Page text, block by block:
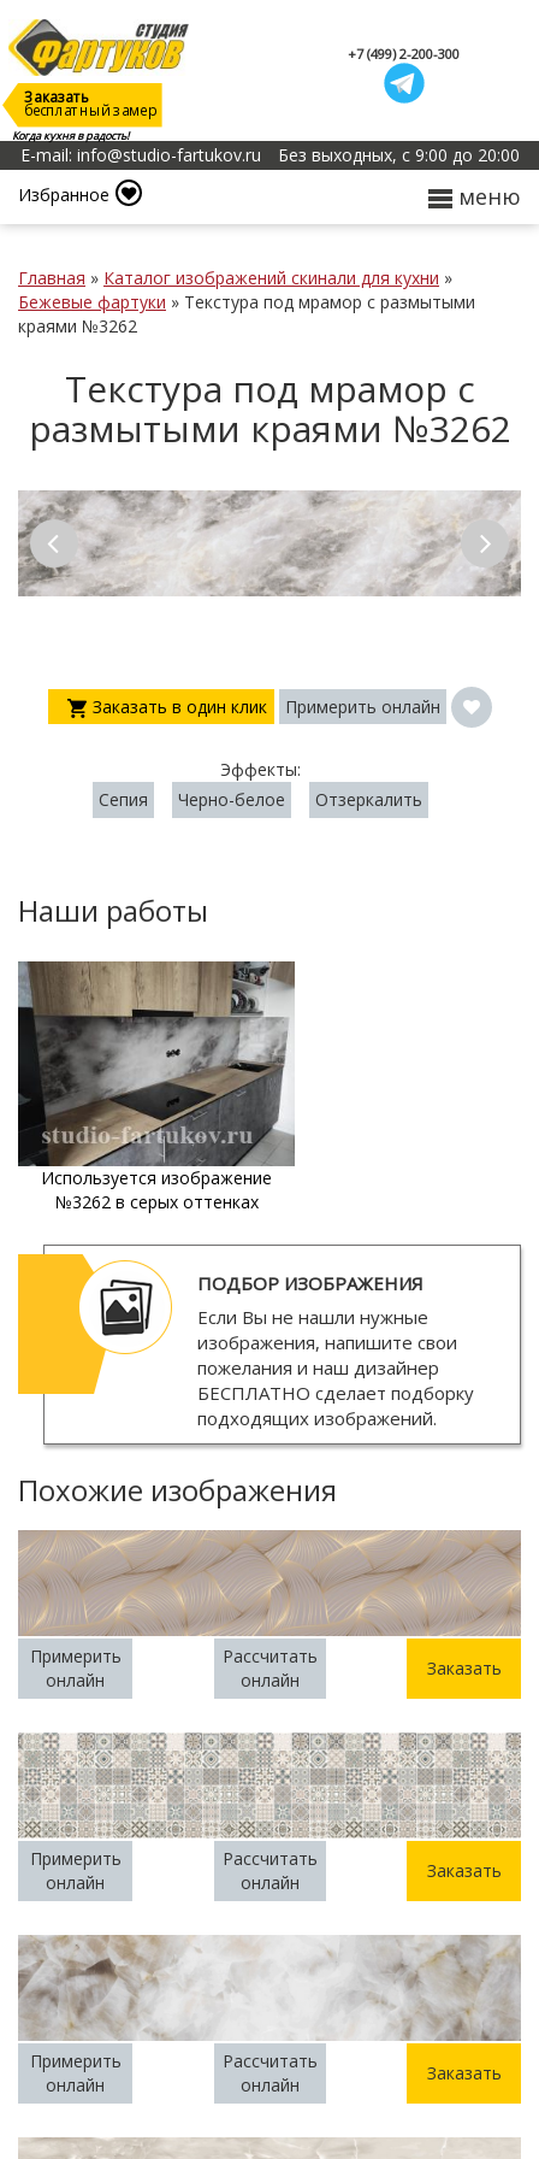
Когда кухня в радость!
Заказать
бесплатный замер
+7 (499) 2-200-300
E-mail: info@studio-fartukov.ru
Без выходных, с 9:00 до 20:00
Избранное
меню
Главная » Каталог изображений скинали для кухни »
Бежевые фартуки » Текстура под мрамор с размытыми
краями №3262
Текстура под мрамор с
размытыми краями №3262
Заказать в один клик Примерить онлайн
Эффекты:
Сепия
Черно-белое Отзеркалить
Наши работы
Используется изображение
№3262 в серых оттенках
ПОДБОР ИЗОБРАЖЕНИЯ
Если Вы не нашли нужные
изображения, напишите свои
пожелания и наш дизайнер
БЕСПЛАТНО сделает подборку
подходящих изображений.
Похожие изображения
Примерить
онлайн
Рассчитать
онлайн
Заказать
Примерить
онлайн
Рассчитать
онлайн
Заказать
Примерить
онлайн
Рассчитать
онлайн
Заказать